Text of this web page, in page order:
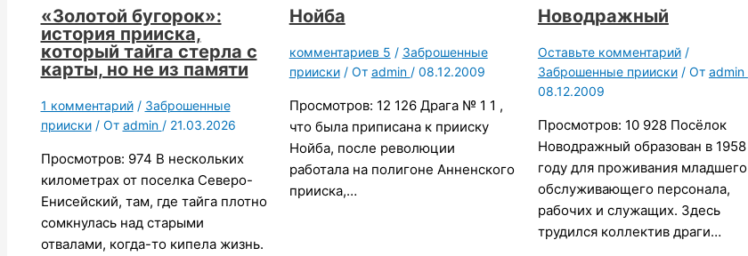
«Золотой бугорок»:
история прииска,
который тайга стерла с
карты, но не из памяти
1 комментарий / Заброшенные
прииски/ От admin / 21.03.2026
Просмотров: 974 В нескольких
километрах от поселка Северо-
Енисейский, там, где тайга плотно
сомкнулась над старыми
отвалами, когда-то кипела жизнь.
Нойба
комментариев 5 / Заброшенные
прииски/ От admin / 08.12.2009
Просмотров: 12 126 Драга № 1 1 ,
что была приписана к прииску
Нойба, после революции
работала на полигоне Анненского
прииска,…
Новодражный
Оставьте комментарий /
Заброшенные прииски/ От admin
08.12.2009
Просмотров: 10 928 Посёлок
Новодражный образован в 1958
году для проживания младшего
обслуживающего персонала,
рабочих и служащих. Здесь
трудился коллектив драги…